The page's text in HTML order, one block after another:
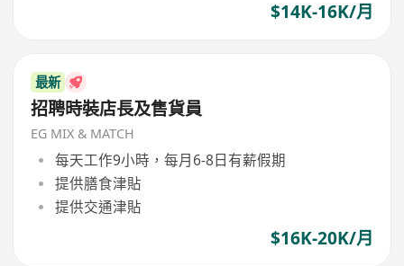
$14K-16K/月
最新
招聘時裝店長及售貨員
EG MIX & MATCH
每天工作9小時，每月6-8日有薪假期
提供膳食津貼
提供交通津貼
$16K-20K/月